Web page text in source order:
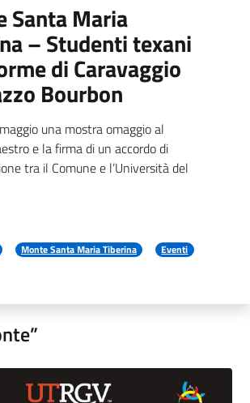
Santa Maria
– Studenti texani
di Caravaggio
Bourbon
una mostra omaggio al
e la firma di un accordo di
tra il Comune e l’Università del
Monte Santa Maria Tiberina
Eventi